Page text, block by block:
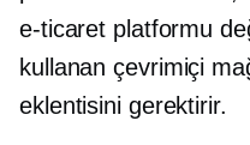
e-ticaret platformu
kullanan çevrimiçi
eklentisini gerektirir.